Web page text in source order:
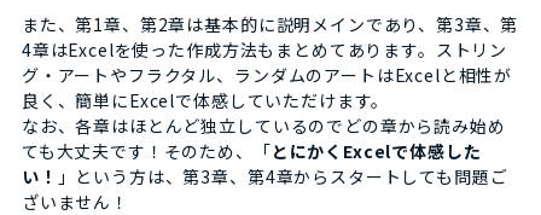
また、第1章、第2章は基本的に説明メインであり、第3章、第
4章はExcelを使った作成方法もまとめてあります。ストリン
グ・アートやフラクタル、ランダムのアートはExcelと相性が
良く、簡単にExcelで体感していただけます。
なお、各章はほとんど独立しているのでどの章から読み始め
ても大丈夫です！そのため、「とにかくExcelで体感した
い！ 」という方は、第3章、第4章からスタートしても問題ご
ざいません！